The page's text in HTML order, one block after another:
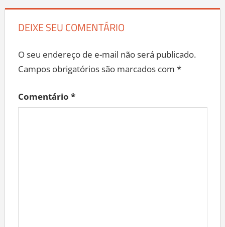
DEIXE SEU COMENTÁRIO
O seu endereço de e-mail não será publicado.
Campos obrigatórios são marcados com *
Comentário *